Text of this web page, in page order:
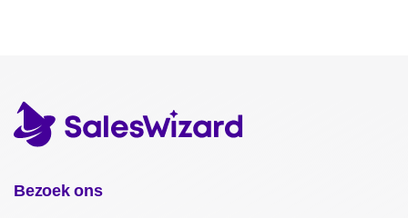
Bezoek ons